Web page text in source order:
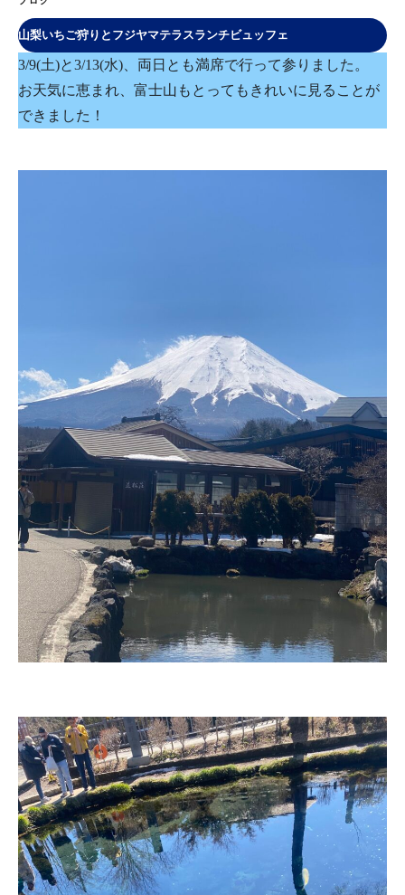
山梨いちご狩りとフジヤマテラスランチビュッフェ
3/9(土)と3/13(水)、両日とも満席で行って参りました。
お天気に恵まれ、富士山もとってもきれいに見ることが
できました！